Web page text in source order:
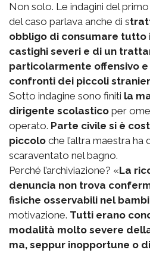
Non solo. Le indagini del
del caso parlava anche di s
obbligo di consumare tutto
castighi severi e di un
particolarmente offensivo
confronti dei piccoli
Sotto indagine sono finiti la
dirigente scolastico per
operato. Parte civile si è
piccolo che l’altra maestra
scaraventato nel bagno.
Perché l’archiviazione? «La
denuncia non trova
fisiche osservabili nel
motivazione. Tutti erano
modalità molto severe
ma, seppur inopportune o